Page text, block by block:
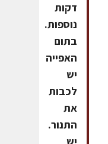
דקות
נוספות.
בתום
האפייה
יש
לכבות
את
התנור.